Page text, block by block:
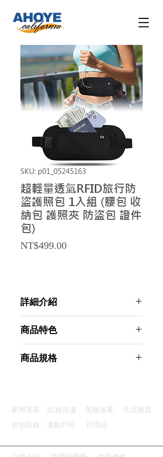
SKU: p01_05245163
超輕量透氣RFID旅行防
盜護照包 1入組 (腰包 收
納包 護照夾 防盜包 證件
包)
NT$499.00Price
詳細介紹
商品特色
多層收納：證件現金可分區放
商品規格
商品型號：p01_05245163
主要材質：尼龍
商品重量(g)：125
家用電器 3C與周邊 美妝保養
生活雜貨
衣包鞋錶
運動戶外 日用品